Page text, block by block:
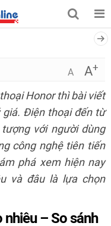
A A+
Honor thì bài viết
giá. Điện thoại đến từ
với người dùng
công nghệ tiên tiến
phá xem hiện nay
và đâu là lựa chọn
– So sánh